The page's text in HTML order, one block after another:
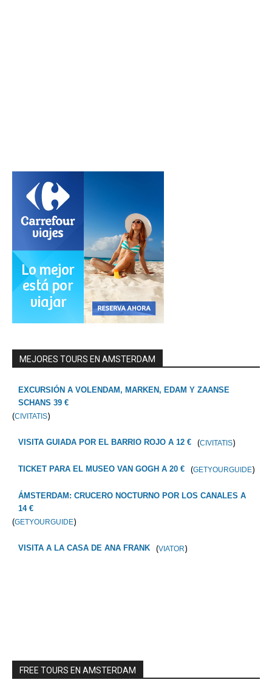
MEJORES TOURS EN AMSTERDAM
EXCURSIÓN A VOLENDAM, MARKEN, EDAM Y ZAANSE
SCHANS 39 €
(CIVITATIS)
VISITA GUIADA POR EL BARRIO ROJO A 12 € (CIVITATIS)
TICKET PARA EL MUSEO VAN GOGH A 20 € (GETYOURGUIDE)
ÁMSTERDAM: CRUCERO NOCTURNO POR LOS CANALES A
14 €
(GETYOURGUIDE)
VISITA A LA CASA DE ANA FRANK (VIATOR)
FREE TOURS EN AMSTERDAM